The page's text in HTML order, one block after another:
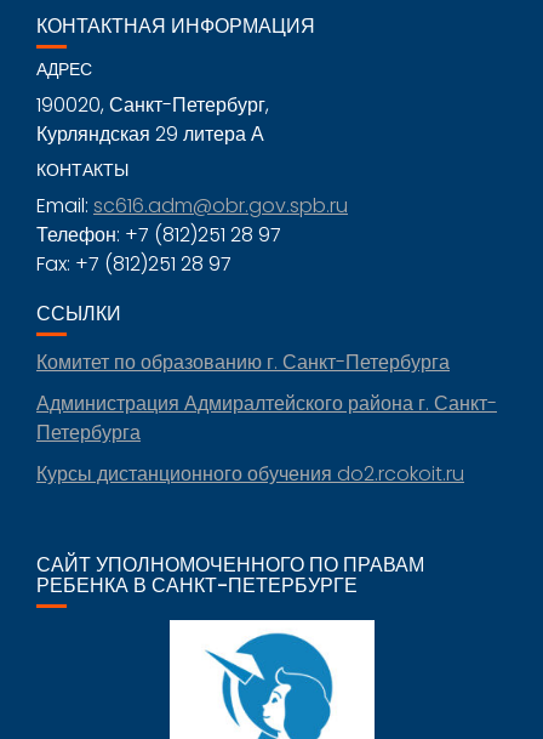
КОНТАКТНАЯ ИНФОРМАЦИЯ
АДРЕС
190020, Санкт-Петербург,
Курляндская 29 литера А
КОНТАКТЫ
Email: sc616.adm@obr.gov.spb.ru
Телефон: +7 (812)251 28 97
Fax: +7 (812)251 28 97
ССЫЛКИ
Комитет по образованию г. Санкт-Петербурга
Администрация Адмиралтейского района г. Санкт-
Петербурга
Курсы дистанционного обучения do2.rcokoit.ru
САЙТ УПОЛНОМОЧЕННОГО ПО ПРАВАМ
РЕБЕНКА В САНКТ-ПЕТЕРБУРГЕ